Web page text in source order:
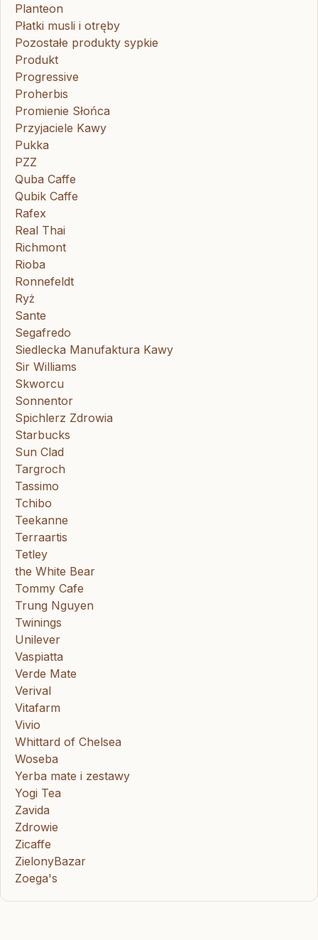
Planteon
Płatki musli i otręby
Pozostałe produkty sypkie
Produkt
Progressive
Proherbis
Promienie Słońca
Przyjaciele Kawy
Pukka
PZZ
Quba Caffe
Qubik Caffe
Rafex
Real Thai
Richmont
Rioba
Ronnefeldt
Ryż
Sante
Segafredo
Siedlecka Manufaktura Kawy
Sir Williams
Skworcu
Sonnentor
Spichlerz Zdrowia
Starbucks
Sun Clad
Targroch
Tassimo
Tchibo
Teekanne
Terraartis
Tetley
the White Bear
Tommy Cafe
Trung Nguyen
Twinings
Unilever
Vaspiatta
Verde Mate
Verival
Vitafarm
Vivio
Whittard of Chelsea
Woseba
Yerba mate i zestawy
Yogi Tea
Zavida
Zdrowie
Zicaffe
ZielonyBazar
Zoega's